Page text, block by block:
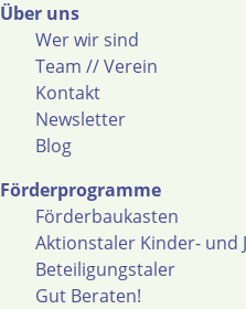
Über uns
Wer wir sind
Team // Verein
Kontakt
Newsletter
Blog
Förderprogramme
Förderbaukasten
Aktionstaler Kinder- und
Beteiligungstaler
Gut Beraten!